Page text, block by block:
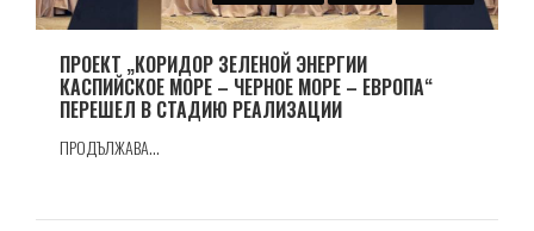
ПРОЕКТ „КОРИДОР ЗЕЛЕНОЙ ЭНЕРГИИ
КАСПИЙСКОЕ МОРЕ – ЧЕРНОЕ МОРЕ – ЕВРОПА“
ПЕРЕШЕЛ В СТАДИЮ РЕАЛИЗАЦИИ
ПРОДЪЛЖАВА...